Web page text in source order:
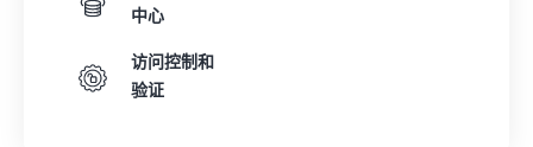
中心
访问控制和
验证